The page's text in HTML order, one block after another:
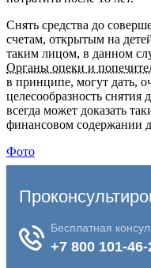
Снять средства до
счетам, открытым на
таким лицом, в данном
Органы опеки и
в принципе, могут дать,
целесообразность снятия
всегда может доказать
финансовом содержании
Фото